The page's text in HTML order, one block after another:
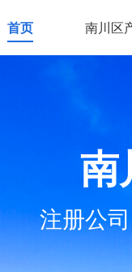
首页 南川区
南
注册公